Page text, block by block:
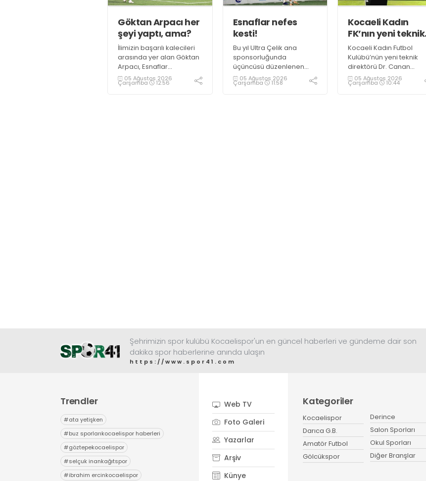
Göktan Arpacı her
şeyi yaptı, ama?
İlimizin başarılı kalecileri
arasında yer alan Göktan
Arpacı, Esnaflar
Turnuvası’nda Ultra Çelik
takımının kalesini koruyor.
05 Ağustos 2026
Çarşamba 12:56
Esnaflar nefes
kesti!
Bu yıl Ultra Çelik ana
sponsorluğunda
üçüncüsü düzenlenen
Esnaflar Futbol
Turnuvası’ndaki maçlar
05 Ağustos 2026
Çarşamba 11:58
Kocaeli Kadın
FK’nın yeni teknik
direktörü belli oldu
Kocaeli Kadın Futbol
Kulübü’nün yeni teknik
direktörü Dr. Canan
Aldırmaz oldu.
05 Ağustos 2026
Çarşamba 10:44
Şehrimizin spor kulübü Kocaelispor'un en güncel haberleri ve gündeme dair son
dakika spor haberlerine anında ulaşın
https://www.spor41.com
Trendler
#ata yetişken
#buz sporlarıkocaelispor haberleri
#göztepekocaelispor
#selçuk inankağıtspor
#ibrahim ercinkocaelispor
Web TV
Foto Galeri
Yazarlar
Arşiv
Künye
Kategoriler
Kocaelispor
Darıca G.B.
Amatör Futbol
Gölcükspor
Derince
Salon Sporları
Okul Sporları
Diğer Branşlar